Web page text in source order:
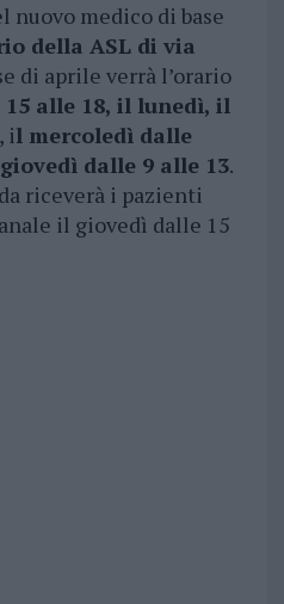
nuovo medico di base
della ASL di via
di aprile verrà l’orario
15 alle 18, il lunedì, il
il mercoledì dalle
dalle 9 alle 13.
riceverà i pazienti
il giovedì dalle 15